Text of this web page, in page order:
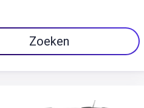
Zoeken